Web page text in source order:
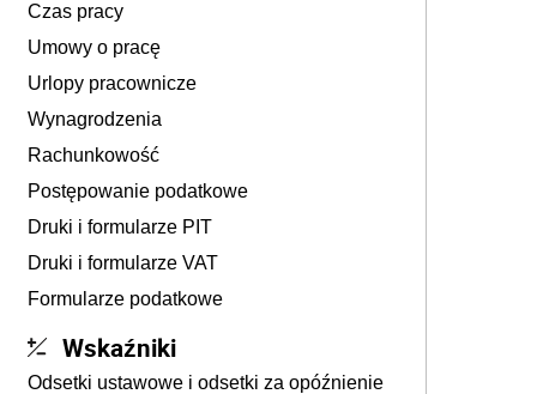
Czas pracy
Umowy o pracę
Urlopy pracownicze
Wynagrodzenia
Rachunkowość
Postępowanie podatkowe
Druki i formularze PIT
Druki i formularze VAT
Formularze podatkowe
Wskaźniki
Odsetki ustawowe i odsetki za opóźnienie